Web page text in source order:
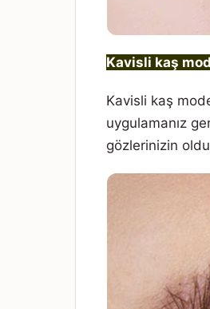
Kavisli kaş
Kavisli kaş
uygulamanız
gözlerinizin